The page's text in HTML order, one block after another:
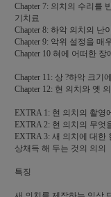
Chapter 7: 의치의 수리를
기치료
Chapter 8: 하악 의치의 난
Chapter 9: 악위 설정을 매
Chapter 10 혀에 어떠한 장
Chapter 11: 상 ?하악 크기
Chapter 12: 현 의치와 옛
EXTRA 1: 현 의치의 촬영
EXTRA 2: 현 의치의 무엇
EXTRA 3: 새 의치에 대한
상채득 해 두는 것의 의의
특징